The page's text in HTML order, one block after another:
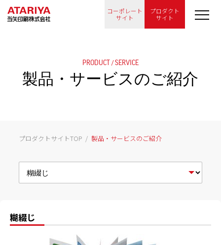
コーポレート
サイト
プロダクト
サイト
PRODUCT / SERVICE
製品・サービスのご紹介
プロダクトサイトTOP 製品・サービスのご紹介
糊綴じ